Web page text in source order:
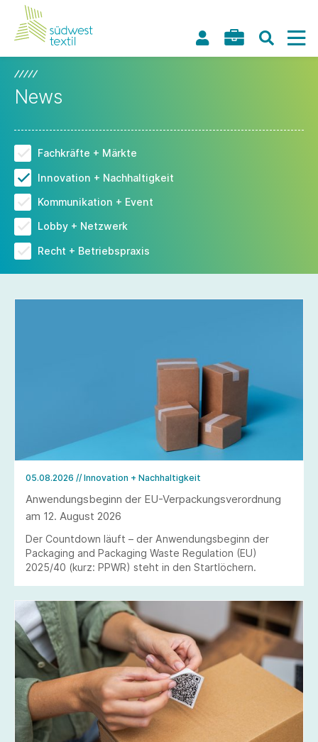
News
Fachkräfte + Märkte
Innovation + Nachhaltigkeit
Kommunikation + Event
Lobby + Netzwerk
Recht + Betriebspraxis
05.08.2026 // Innovation + Nachhaltigkeit
Anwendungsbeginn der EU-Verpackungsverordnung
am 12. August 2026
Der Countdown läuft – der Anwendungsbeginn der
Packaging and Packaging Waste Regulation (EU)
2025/40 (kurz: PPWR) steht in den Startlöchern.